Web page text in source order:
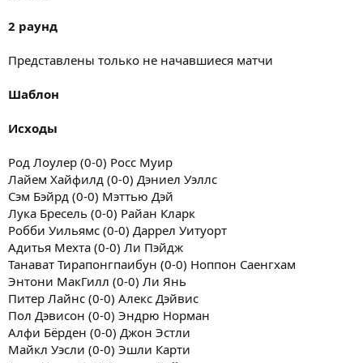
2 раунд
Представлены только не начавшиеся матчи
Шаблон
Исходы
Род Лоулер (0-0) Росс Муир
Лайем Хайфилд (0-0) Дэниел Уэллс
Сэм Бэйрд (0-0) Мэттью Дэй
Лука Бресель (0-0) Райан Кларк
Робби Уильямс (0-0) Даррел Уитуорт
Адитья Мехта (0-0) Ли Пэйдж
Танават Тирапонгпаибун (0-0) Ноппон Саенгхам
Энтони МакГилл (0-0) Ли Янь
Питер Лайнс (0-0) Алекс Дэйвис
Пол Дэвисон (0-0) Эндрю Норман
Алфи Бёрден (0-0) Джон Эстли
Майкл Уэсли (0-0) Эшли Карти